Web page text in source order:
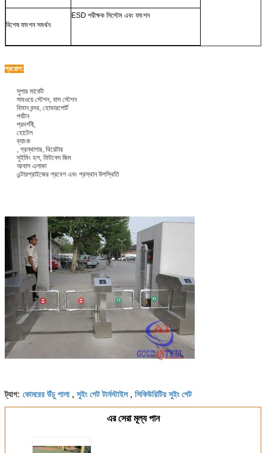
বিশেষ ফাংশন সমর্থন
ESD পরীক্ষক সিস্টেম এবং ফাংশন
প্রয়োগ:
সুপার মার্কেট
সাবওয়ে স্টেশন, বাস স্টেশন
বিমান বন্দর, হোভারপোর্ট
পর্যটন
প্রদর্শনী,
হোটেল
ব্যাংক
, গ্রন্থাগার, থিয়েটার
সুইমিং হল, ফিটনেস জিম
আবাস এলাকা
এন্টারপ্রাইজের প্রবেশ এবং প্রস্থান উপস্থিতি
ট্যাগ: কোমরের উঁচু পালা, সুইং গেট টার্নস্টাইল, সিকিউরিটির সুইং গেট
এর সেরা মূল্য পান